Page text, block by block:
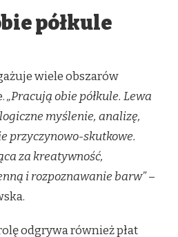
półkule
wiele obszarów
„Pracują obie półkule. Lewa
myślenie, analizę,
przyczynowo-skutkowe.
za kreatywność,
i rozpoznawanie barw”–
odgrywa również płat